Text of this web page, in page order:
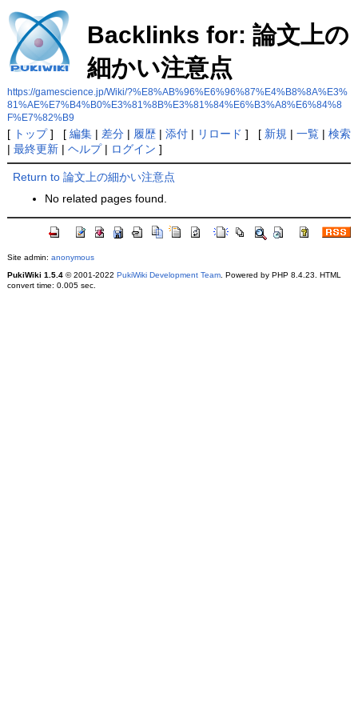
Backlinks for: 論文上の
細かい注意点
https://gamescience.jp/Wiki/?%E8%AB%96%E6%96%87%E4%B8%8A%E3%
81%AE%E7%B4%B0%E3%81%8B%E3%81%84%E6%B3%A8%E6%84%8
F%E7%82%B9
[ トップ] [ 編集| 差分| 履歴| 添付| リロード ] [ 新規 | 一覧| 検索
| 最終更新| ヘルプ| ログイン ]
Return to 論文上の細かい注意点
No related pages found.
Site admin: anonymous
PukiWiki 1.5.4© 2001-2022 PukiWiki Development Team. Powered by PHP 8.4.23. HTML
convert time: 0.005 sec.